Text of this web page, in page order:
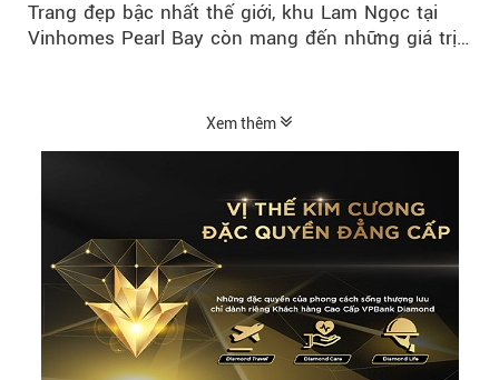
Trang đẹp bậc nhất thế giới, khu Lam Ngọc tại
Vinhomes Pearl Bay còn mang đến những giá trị
Xem thêm